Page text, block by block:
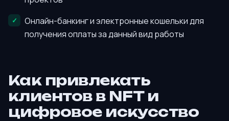
Онлайн-банкинг и электронные кошельки для
получения оплаты за данный вид работы
Как привлекать
клиентов в NFT и
цифровое искусство